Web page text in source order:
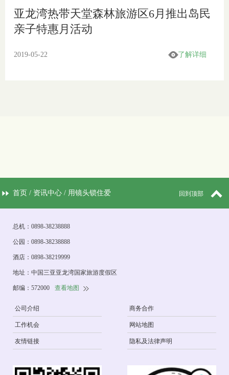
亚龙湾热带天堂森林旅游区6月推出岛民
亲子特惠月活动
2019-05-22 了解详细
首页 / 资讯中心 / 用镜头锁住爱
@随手拍有奖
回到顶部
总机：0898-38238888
公园：0898-38238888
酒店：0898-38219999
地址：中国三亚亚龙湾国家旅游度假区
邮编：572000 查看地图
公司介绍 商务合作
工作机会 网站地图
友情链接 隐私及法律声明